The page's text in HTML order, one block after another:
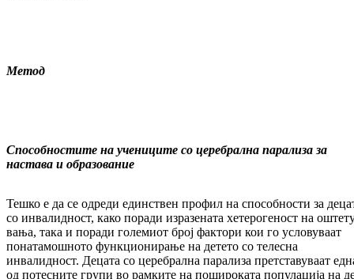
Метод
Способностите на учениците со церебрална парализа за
настава и образование
Тешко е да се одреди единствен профил на спо­собности за
со инвалидност, како по­ради изразената хетерогеност на
ва­ња, така и поради големиот број фактори кои го условуваат
понатамошното функ­цио­ни­рање на детето со телесна
инвалидност. Де­цата со церебрална парализа прет­ста­ву­ваат
од потесните групи во рамките на по­широката популација на